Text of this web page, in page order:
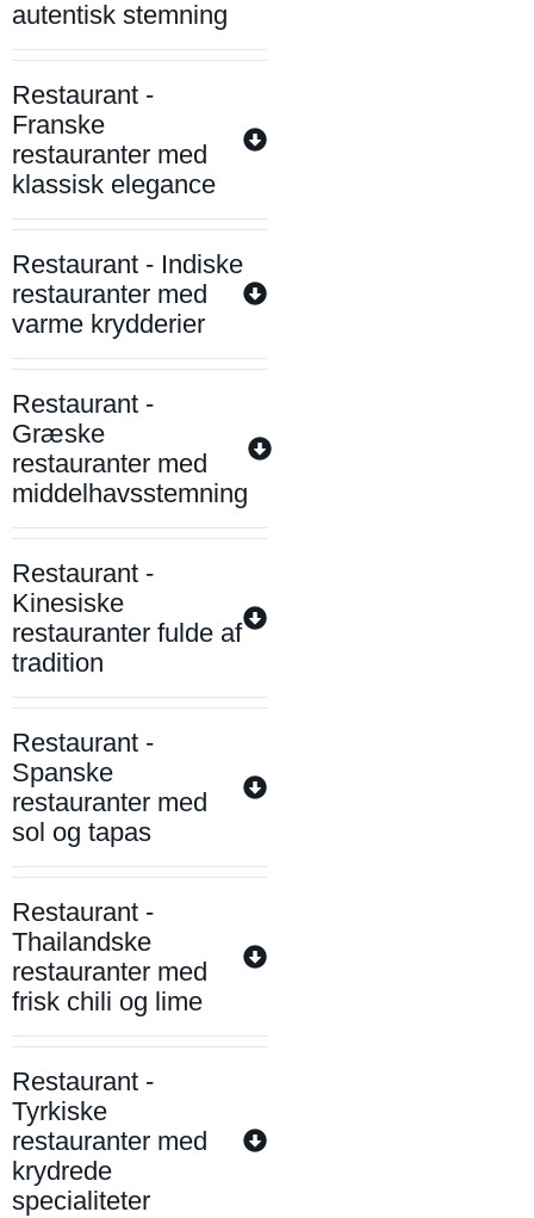
autentisk stemning
Restaurant -
Franske
restauranter med
klassisk elegance
Restaurant - Indiske
restauranter med
varme krydderier
Restaurant -
Græske
restauranter med
middelhavsstemning
Restaurant -
Kinesiske
restauranter fulde af
tradition
Restaurant -
Spanske
restauranter med
sol og tapas
Restaurant -
Thailandske
restauranter med
frisk chili og lime
Restaurant -
Tyrkiske
restauranter med
krydrede
specialiteter